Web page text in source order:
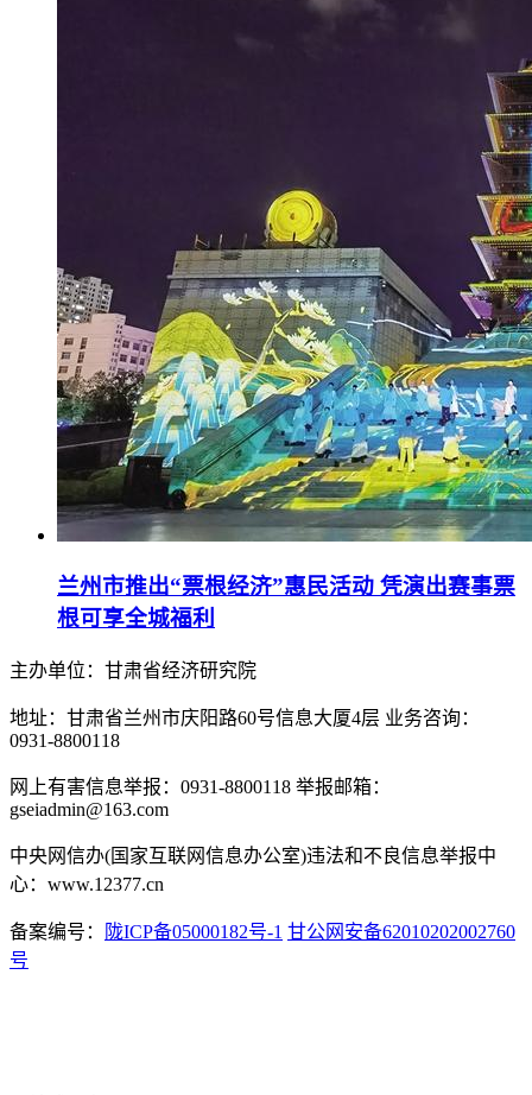
兰州市推出“票根经济”惠民活动 凭演出赛事票
根可享全城福利
主办单位：甘肃省经济研究院
地址：甘肃省兰州市庆阳路60号信息大厦4层 业务咨询：
0931-8800118
网上有害信息举报：0931-8800118 举报邮箱：
gseiadmin@163.com
中央网信办(国家互联网信息办公室)违法和不良信息举报中
心：www.12377.cn
备案编号： 陇ICP备05000182号-1 甘公网安备62010202002760
号